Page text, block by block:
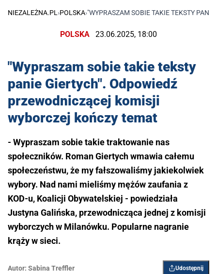
NIEZALEŻNA.PL ›POLSKA›"WYPRASZAM SOBIE TAKIE TEKSTY
POLSKA 23.06.2025, 18:00
"Wypraszam sobie takie teksty
panie Giertych". Odpowiedź
przewodniczącej komisji
wyborczej kończy temat
- Wypraszam sobie takie traktowanie nas
społeczników. Roman Giertych wmawia całemu
społeczeństwu, że my fałszowaliśmy jakiekolwiek
wybory. Nad nami mieliśmy mężów zaufania z
KOD-u, Koalicji Obywatelskiej - powiedziała
Justyna Galińska, przewodnicząca jednej z komisji
wyborczych w Milanówku. Popularne nagranie
krąży w sieci.
Autor: Sabina Treffler Udostępnij